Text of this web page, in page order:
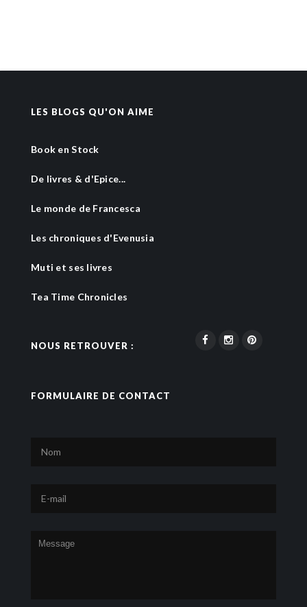
LES BLOGS QU'ON AIME
Book en Stock
De livres & d'Epice...
Le monde de Francesca
Les chroniques d'Evenusia
Muti et ses livres
Tea Time Chronicles
NOUS RETROUVER :
FORMULAIRE DE CONTACT